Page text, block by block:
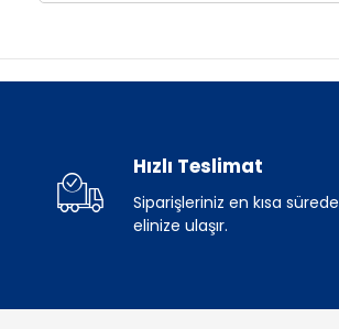
Hızlı Teslimat
Siparişleriniz en kısa sürede
elinize ulaşır.